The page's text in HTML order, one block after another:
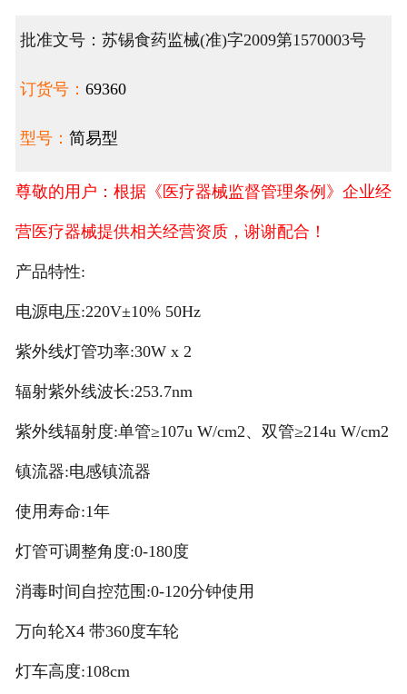
批准文号：苏锡食药监械(准)字2009第1570003号
订货号： 69360
型号： 简易型
尊敬的用户：根据《医疗器械监督管理条例》企业经
营医疗器械提供相关经营资质，谢谢配合！
产品特性:
电源电压:220V±10% 50Hz
紫外线灯管功率:30W x 2
辐射紫外线波长:253.7nm
紫外线辐射度:单管≥107u W/cm2、双管≥214u W/cm2
镇流器:电感镇流器
使用寿命:1年
灯管可调整角度:0-180度
消毒时间自控范围:0-120分钟使用
万向轮X4 带360度车轮
灯车高度:108cm